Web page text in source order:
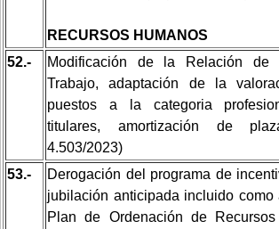
RECURSOS HUMANOS
52.-
Modificación de la Relación de
Trabajo, adaptación de la
puestos a la categoria
titulares, amortización de
4.503/2023)
53.-
Derogación del programa de
jubilación anticipada incluido como
Plan de Ordenación de